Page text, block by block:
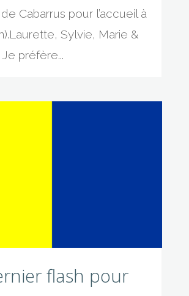
Cabarrus pour l’accueil à
Sylvie, Marie &
Je préfère...
flash pour